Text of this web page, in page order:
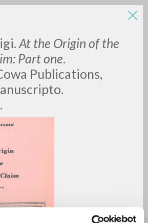
At the Origin of the
Part one.
Publications,
LUIGI